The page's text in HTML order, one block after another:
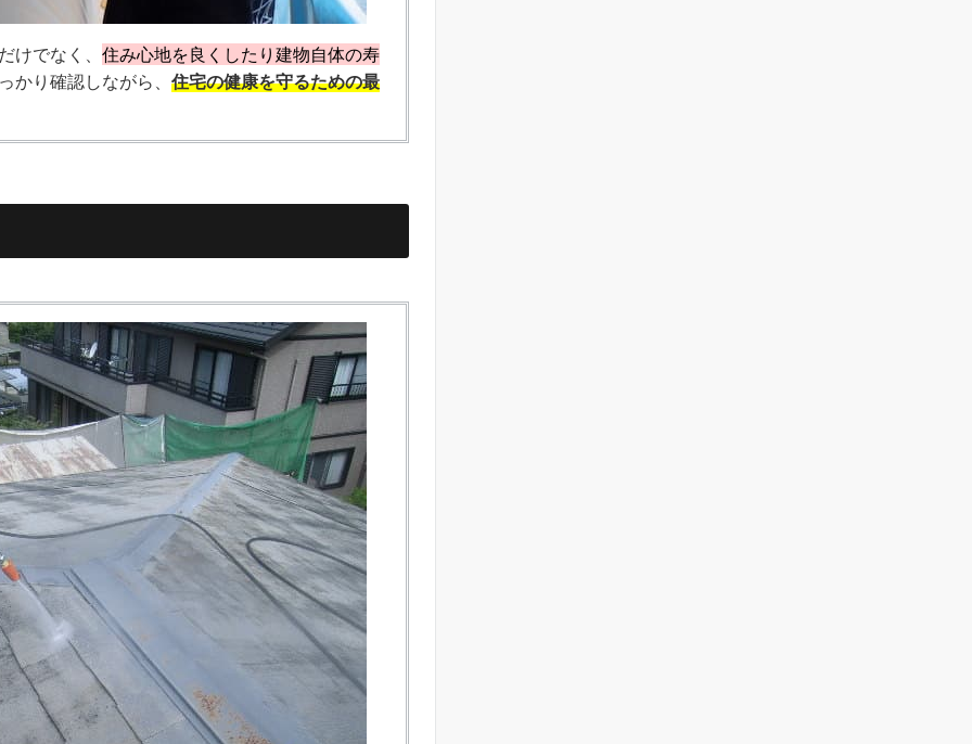
けでなく、 住み心地を良くしたり建物自体の寿
かり確認しながら、 住宅の健康を守るための最